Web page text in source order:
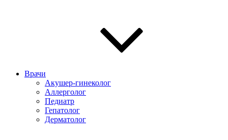
Врачи
Акушер-гинеколог
Аллерголог
Педиатр
Гепатолог
Дерматолог